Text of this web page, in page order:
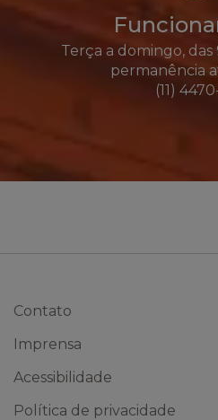
Terça a domingo, das
permanência
(11)
Contato
Imprensa
Acessibilidade
Política de privacidade